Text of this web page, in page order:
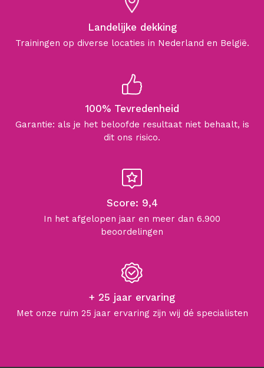
Landelijke dekking
Trainingen op diverse locaties in Nederland en België.
100% Tevredenheid
Garantie: als je het beloofde resultaat niet behaalt, is
dit ons risico.
Score: 9,4
In het afgelopen jaar en meer dan 6.900
beoordelingen
+ 25 jaar ervaring
Met onze ruim 25 jaar ervaring zijn wij dé specialisten